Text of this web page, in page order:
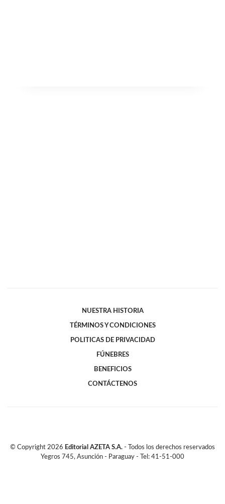
NUESTRA HISTORIA
TÉRMINOS Y CONDICIONES
POLITICAS DE PRIVACIDAD
FÚNEBRES
BENEFICIOS
CONTÁCTENOS
© Copyright 2026 Editorial AZETA S.A. - Todos los derechos reservados
Yegros 745, Asunción - Paraguay - Tel: 41-51-000